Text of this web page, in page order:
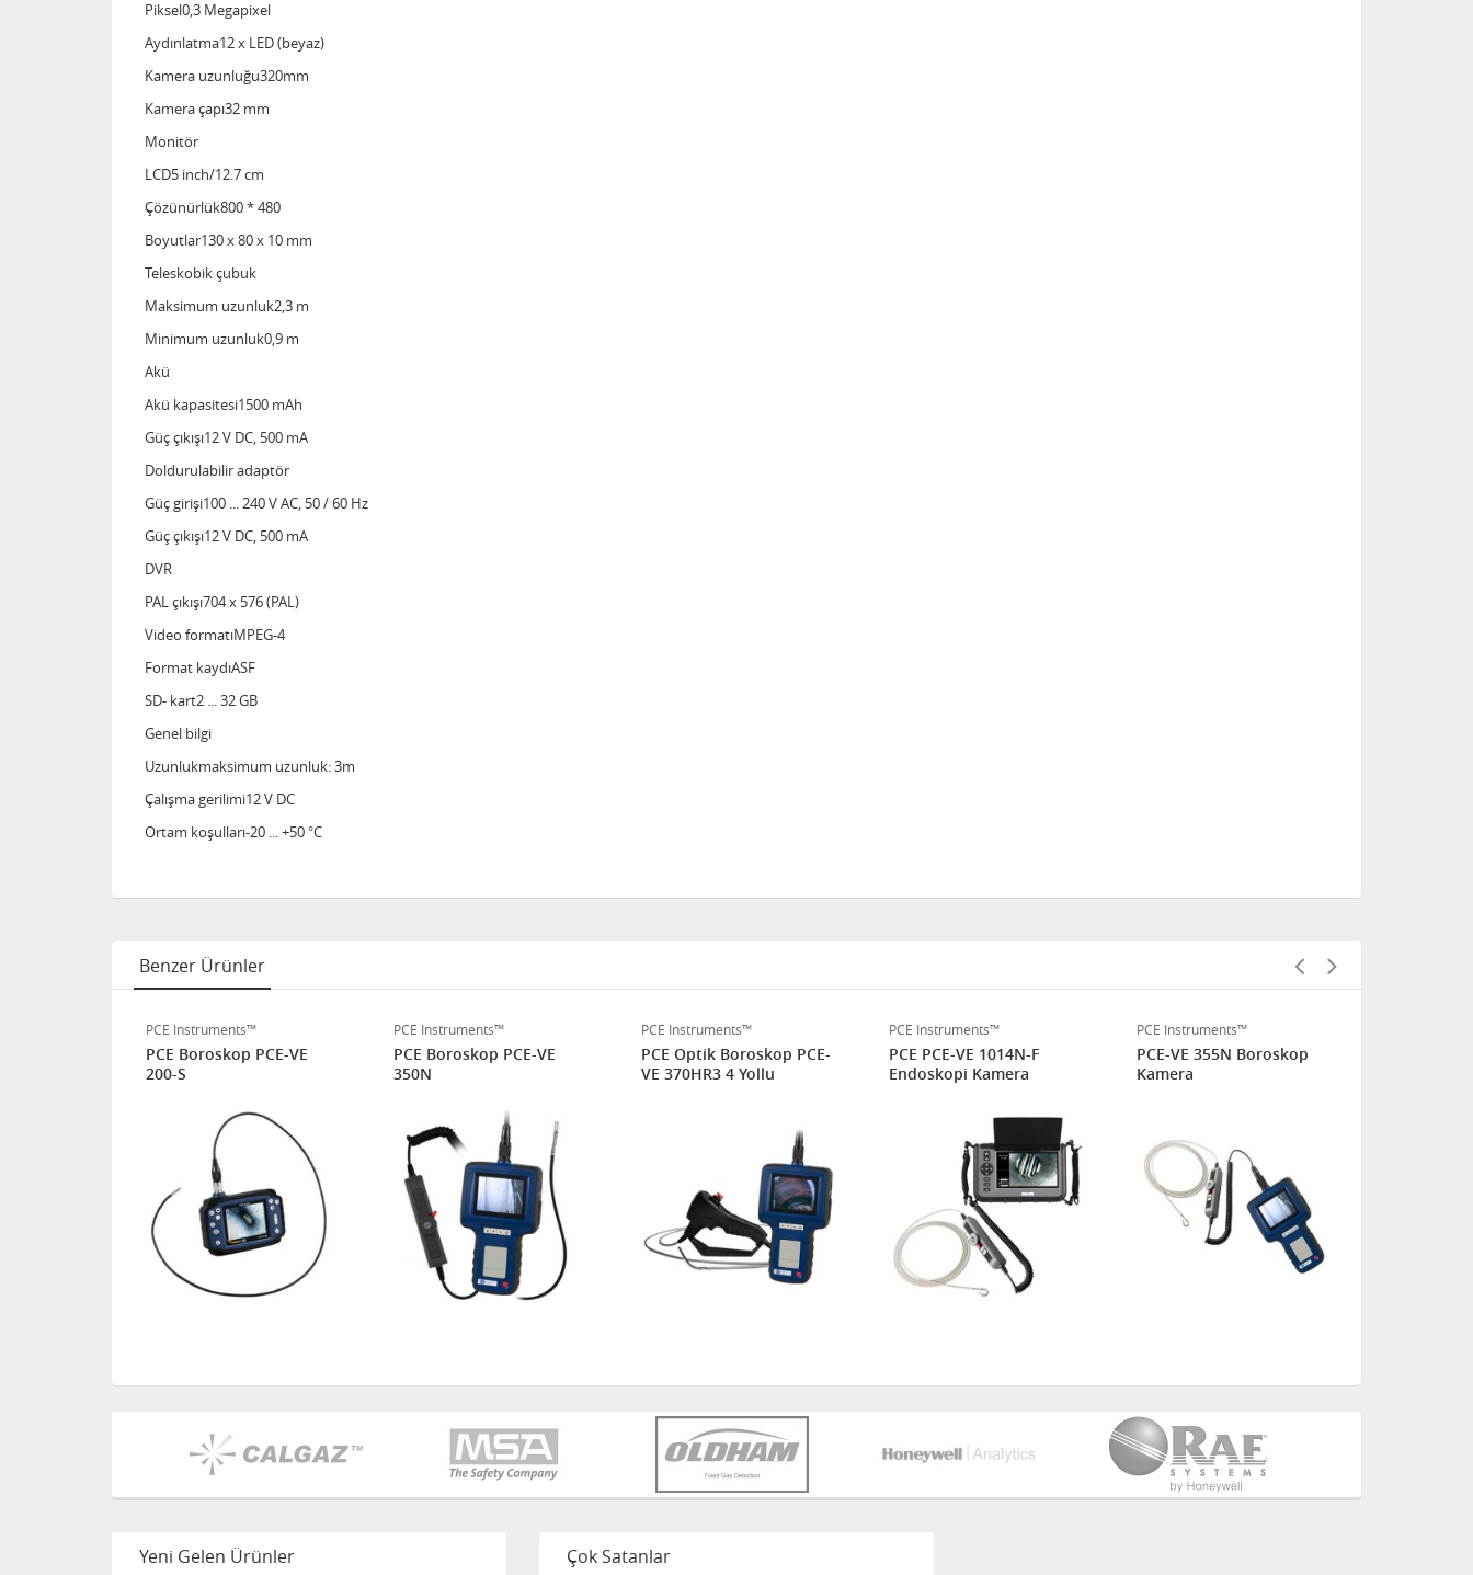
Piksel0,3 Megapixel
Aydınlatma12 x LED (beyaz)
Kamera uzunluğu320mm
Kamera çapı32 mm
Monitör
LCD5 inch/12.7 cm
Çözünürlük800 * 480
Boyutlar130 x 80 x 10 mm
Teleskobik çubuk
Maksimum uzunluk2,3 m
Minimum uzunluk0,9 m
Akü
Akü kapasitesi1500 mAh
Güç çıkışı12 V DC, 500 mA
Doldurulabilir adaptör
Güç girişi100 ... 240 V AC, 50 / 60 Hz
Güç çıkışı12 V DC, 500 mA
DVR
PAL çıkışı704 x 576 (PAL)
Video formatıMPEG-4
Format kaydıASF
SD- kart2 ... 32 GB
Genel bilgi
Uzunlukmaksimum uzunluk: 3m
Çalışma gerilimi12 V DC
Ortam koşulları-20 ... +50 °C
Benzer Ürünler
PCE Instruments™
PCE Boroskop PCE-VE
200-S
PCE Instruments™
PCE Boroskop PCE-VE
350N
PCE Instruments™
PCE Optik Boroskop PCE-
VE 370HR3 4 Yollu
PCE Instruments™
PCE PCE-VE 1014N-F
Endoskopi Kamera
PCE Instruments™
PCE-VE 355N Boroskop
Kamera
Yeni Gelen Ürünler Çok Satanlar